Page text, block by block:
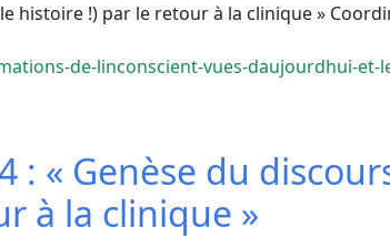
histoire !) par le retour à la clinique »
de-linconscient-vues-daujourdhui-et-
: « Genèse du
à la clinique »